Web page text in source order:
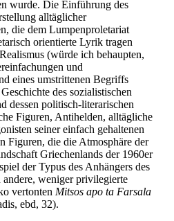
wurde. Die Einführung des
alltäglicher
die dem Lumpenproletariat
orientierte Lyrik tragen
(würde ich behaupten,
und
eines umstrittenen Begriffs
des sozialistischen
dessen politisch-literarischen
Figuren, Antihelden, alltägliche
seiner einfach gehaltenen
Figuren, die die Atmosphäre der
Griechenlands der 1960er
der Typus des Anhängers des
andere, weniger privilegierte
vertonten Mitsos apo ta Farsala
ebd, 32).